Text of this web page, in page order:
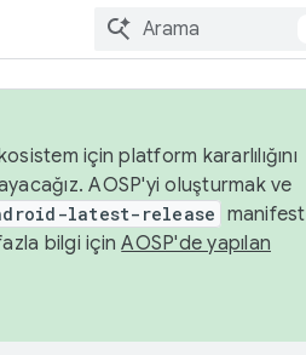
için platform kararlılığını
AOSP'yi oluşturmak ve
latest-release manifest
bilgi içinAOSP'de yapılan